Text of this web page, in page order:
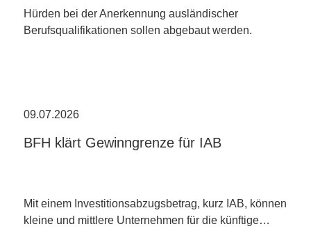
Hürden bei der Anerkennung ausländischer
Berufsqualifikationen sollen abgebaut werden.
09.07.2026
BFH klärt Gewinngrenze für IAB
Mit einem Investitionsabzugsbetrag, kurz IAB, können
kleine und mittlere Unternehmen für die künftige…